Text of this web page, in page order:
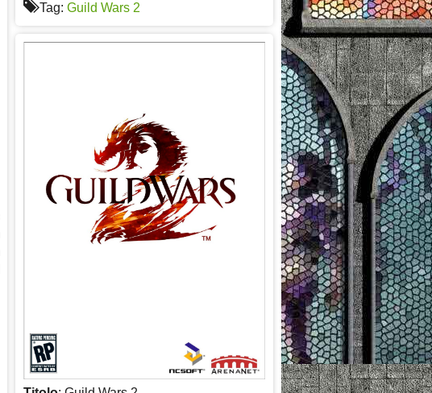
Tag: Guild Wars 2